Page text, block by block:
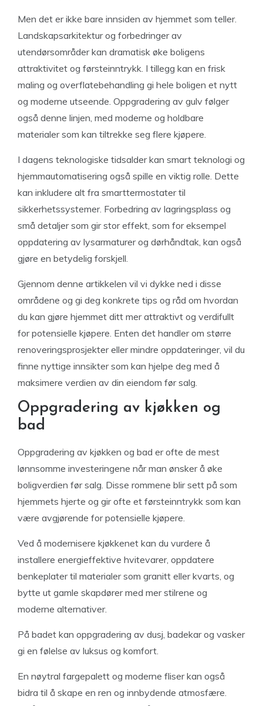
Men det er ikke bare innsiden av hjemmet som teller.
Landskapsarkitektur og forbedringer av
utendørsområder kan dramatisk øke boligens
attraktivitet og førsteinntrykk. I tillegg kan en frisk
maling og overflatebehandling gi hele boligen et nytt
og moderne utseende. Oppgradering av gulv følger
også denne linjen, med moderne og holdbare
materialer som kan tiltrekke seg flere kjøpere.
I dagens teknologiske tidsalder kan smart teknologi og
hjemmautomatisering også spille en viktig rolle. Dette
kan inkludere alt fra smarttermostater til
sikkerhetssystemer. Forbedring av lagringsplass og
små detaljer som gir stor effekt, som for eksempel
oppdatering av lysarmaturer og dørhåndtak, kan også
gjøre en betydelig forskjell.
Gjennom denne artikkelen vil vi dykke ned i disse
områdene og gi deg konkrete tips og råd om hvordan
du kan gjøre hjemmet ditt mer attraktivt og verdifullt
for potensielle kjøpere. Enten det handler om større
renoveringsprosjekter eller mindre oppdateringer, vil du
finne nyttige innsikter som kan hjelpe deg med å
maksimere verdien av din eiendom før salg.
Oppgradering av kjøkken og
bad
Oppgradering av kjøkken og bad er ofte de mest
lønnsomme investeringene når man ønsker å øke
boligverdien før salg. Disse rommene blir sett på som
hjemmets hjerte og gir ofte et førsteinntrykk som kan
være avgjørende for potensielle kjøpere.
Ved å modernisere kjøkkenet kan du vurdere å
installere energieffektive hvitevarer, oppdatere
benkeplater til materialer som granitt eller kvarts, og
bytte ut gamle skapdører med mer stilrene og
moderne alternativer.
På badet kan oppgradering av dusj, badekar og vasker
gi en følelse av luksus og komfort.
En nøytral fargepalett og moderne fliser kan også
bidra til å skape en ren og innbydende atmosfære.